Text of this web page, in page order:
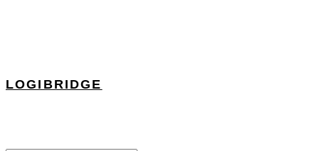
LOGIBRIDGE